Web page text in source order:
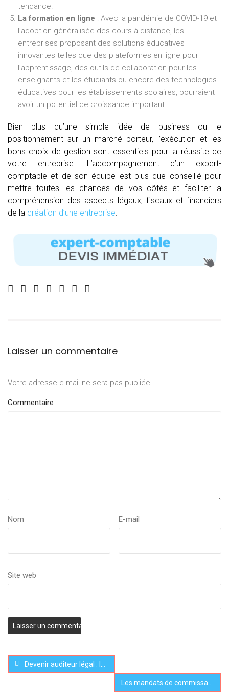
tendance.
La formation en ligne : Avec la pandémie de COVID-19 et
l’adoption généralisée des cours à distance, les
entreprises proposant des solutions éducatives
innovantes telles que des plateformes en ligne pour
l’apprentissage, des outils de collaboration pour les
enseignants et les étudiants ou encore des technologies
éducatives pour les établissements scolaires, pourraient
avoir un potentiel de croissance important.
Bien plus qu’une simple idée de business ou le
positionnement sur un marché porteur, l’exécution et les
bons choix de gestion sont essentiels pour la réussite de
votre entreprise. L’accompagnement d’un expert-
comptable et de son équipe est plus que conseillé pour
mettre toutes les chances de vos côtés et faciliter la
compréhension des aspects légaux, fiscaux et financiers
de la création d’une entreprise
Laisser un commentaire
Votre adresse e-mail ne sera pas publiée.
Commentaire
Nom E-mail
Site web
Devenir auditeur légal : la CNCC vous accompagne